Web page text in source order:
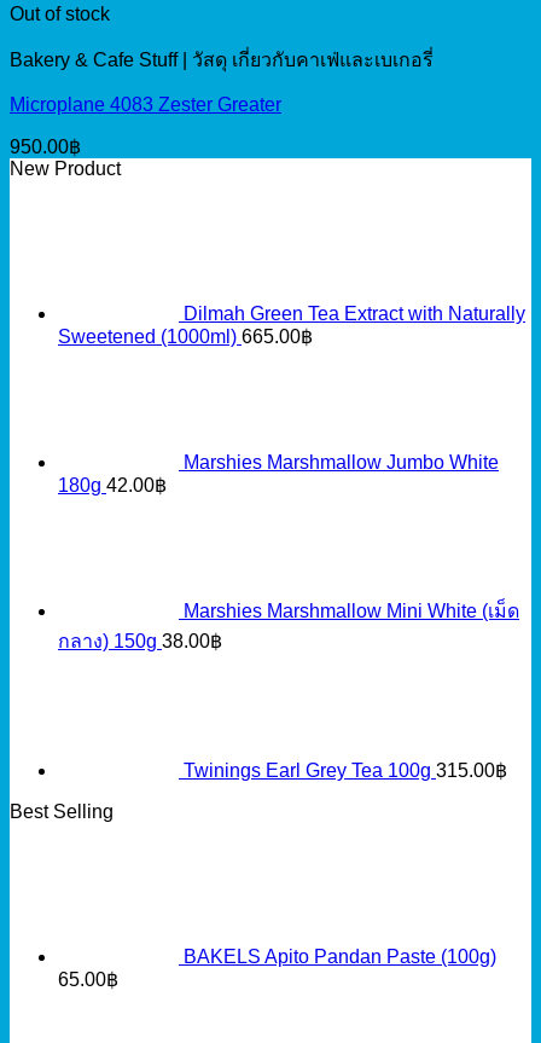
Out of stock
Bakery & Cafe Stuff | วัสดุ เกี่ยวกับคาเฟ่และเบเกอรี่
Microplane 4083 Zester Greater
950.00฿
New Product
Dilmah Green Tea Extract with Naturally
Sweetened (1000ml) 665.00฿
Marshies Marshmallow Jumbo White
180g 42.00฿
Marshies Marshmallow Mini White (เม็ด
กลาง) 150g 38.00฿
Twinings Earl Grey Tea 100g 315.00฿
Best Selling
BAKELS Apito Pandan Paste (100g)
65.00฿